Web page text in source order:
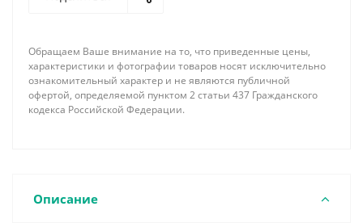
крюки, захваты и проч.) в стандартный комплект
поставки не входят.
По требованию заказчика наша фирма имеет
возможность изготовить линейную траверсу с
грузозахватными устройствами с учетом всех
Обращаем Ваше внимание на то, что приведенные цены,
характеристики и фотографии товаров носят исключительно
ознакомительный характер и не являются публичной
офертой, определяемой пунктом 2 статьи 437 Гражданского
кодекса Российской Федерации.
Описание